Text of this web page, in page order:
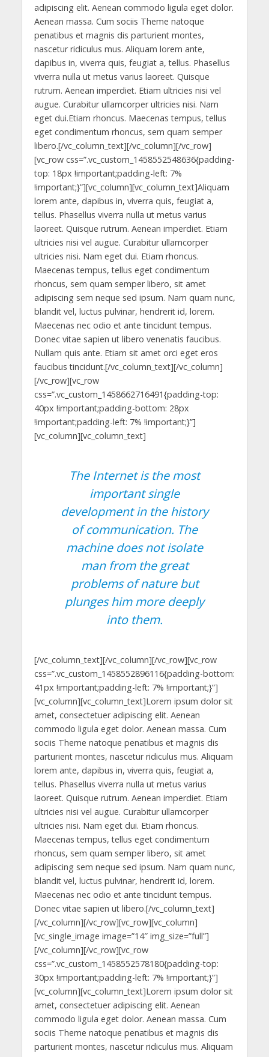
adipiscing elit. Aenean commodo ligula eget dolor.
Aenean massa. Cum sociis Theme natoque
penatibus et magnis dis parturient montes,
nascetur ridiculus mus. Aliquam lorem ante,
dapibus in, viverra quis, feugiat a, tellus. Phasellus
viverra nulla ut metus varius laoreet. Quisque
rutrum. Aenean imperdiet. Etiam ultricies nisi vel
augue. Curabitur ullamcorper ultricies nisi. Nam
eget dui.Etiam rhoncus. Maecenas tempus, tellus
eget condimentum rhoncus, sem quam semper
libero.[/vc_column_text][/vc_column][/vc_row]
[vc_row css=”.vc_custom_1458552548636{padding-
top: 18px !important;padding-left: 7%
!important;}”][vc_column][vc_column_text]Aliquam
lorem ante, dapibus in, viverra quis, feugiat a,
tellus. Phasellus viverra nulla ut metus varius
laoreet. Quisque rutrum. Aenean imperdiet. Etiam
ultricies nisi vel augue. Curabitur ullamcorper
ultricies nisi. Nam eget dui. Etiam rhoncus.
Maecenas tempus, tellus eget condimentum
rhoncus, sem quam semper libero, sit amet
adipiscing sem neque sed ipsum. Nam quam nunc,
blandit vel, luctus pulvinar, hendrerit id, lorem.
Maecenas nec odio et ante tincidunt tempus.
Donec vitae sapien ut libero venenatis faucibus.
Nullam quis ante. Etiam sit amet orci eget eros
faucibus tincidunt.[/vc_column_text][/vc_column]
[/vc_row][vc_row
css=”.vc_custom_1458662716491{padding-top:
40px !important;padding-bottom: 28px
!important;padding-left: 7% !important;}”]
[vc_column][vc_column_text]
The Internet is the most
important single
development in the history
of communication. The
machine does not isolate
man from the great
problems of nature but
plunges him more deeply
into them.
[/vc_column_text][/vc_column][/vc_row][vc_row
css=”.vc_custom_1458552896116{padding-bottom:
41px !important;padding-left: 7% !important;}”]
[vc_column][vc_column_text]Lorem ipsum dolor sit
amet, consectetuer adipiscing elit. Aenean
commodo ligula eget dolor. Aenean massa. Cum
sociis Theme natoque penatibus et magnis dis
parturient montes, nascetur ridiculus mus. Aliquam
lorem ante, dapibus in, viverra quis, feugiat a,
tellus. Phasellus viverra nulla ut metus varius
laoreet. Quisque rutrum. Aenean imperdiet. Etiam
ultricies nisi vel augue. Curabitur ullamcorper
ultricies nisi. Nam eget dui. Etiam rhoncus.
Maecenas tempus, tellus eget condimentum
rhoncus, sem quam semper libero, sit amet
adipiscing sem neque sed ipsum. Nam quam nunc,
blandit vel, luctus pulvinar, hendrerit id, lorem.
Maecenas nec odio et ante tincidunt tempus.
Donec vitae sapien ut libero.[/vc_column_text]
[/vc_column][/vc_row][vc_row][vc_column]
[vc_single_image image=”14″ img_size=”full”]
[/vc_column][/vc_row][vc_row
css=”.vc_custom_1458552578180{padding-top:
30px !important;padding-left: 7% !important;}”]
[vc_column][vc_column_text]Lorem ipsum dolor sit
amet, consectetuer adipiscing elit. Aenean
commodo ligula eget dolor. Aenean massa. Cum
sociis Theme natoque penatibus et magnis dis
parturient montes, nascetur ridiculus mus. Aliquam